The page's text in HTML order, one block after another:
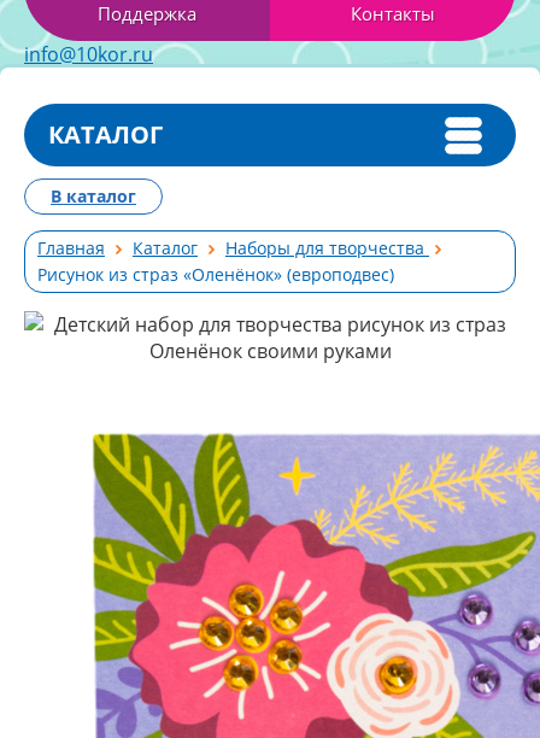
Поддержка Контакты
info@10kor.ru
КАТАЛОГ
Главная Каталог
Наборы для творчества
Рисунок из страз «Оленёнок» (европодвес)
В каталог